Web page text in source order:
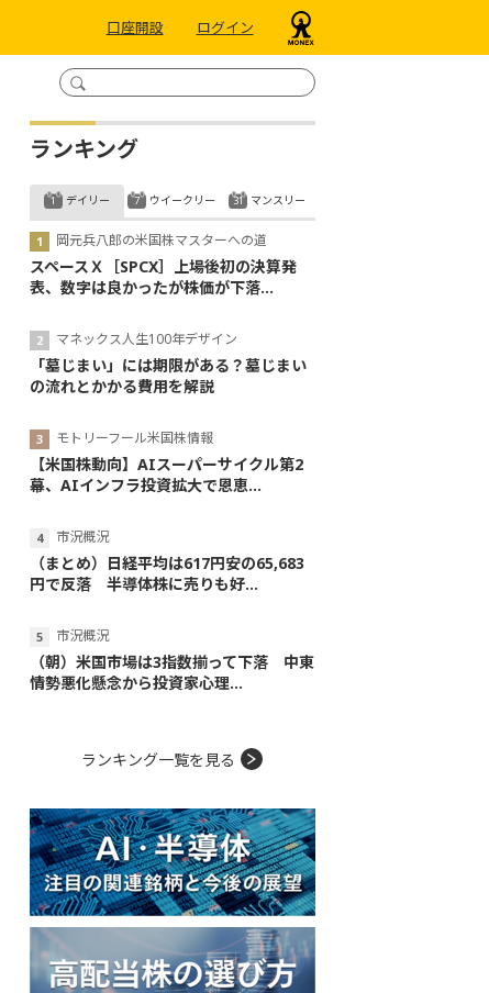
口座開設 ログイン
ランキング
デイリー
岡元兵八郎の米国株マスターへの道
スペースＸ［SPCX］上場後初の決算発
表、数字は良かったが株価が下落...
マネックス人生100年デザイン
「墓じまい」には期限がある？墓じまい
の流れとかかる費用を解説
モトリーフール米国株情報
【米国株動向】AIスーパーサイクル第2
幕、AIインフラ投資拡大で恩恵...
市況概況
（まとめ）日経平均は617円安の65,683
円で反落 半導体株に売りも好...
市況概況
（朝）米国市場は3指数揃って下落 中東
情勢悪化懸念から投資家心理...
ウイークリー マンスリー
ランキング一覧を見る